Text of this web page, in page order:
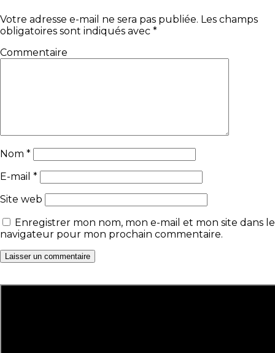
Votre adresse e-mail ne sera pas publiée. Les champs
obligatoires sont indiqués avec *
Commentaire
Nom *
E-mail *
Site web
Enregistrer mon nom, mon e-mail et mon site dans le
navigateur pour mon prochain commentaire.